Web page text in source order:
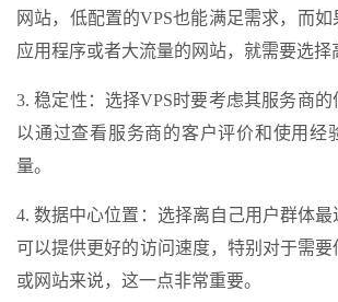
网站，低配置的VPS也能满足需求，而
应用程序或者大流量的网站，就需要选择
3. 稳定性：选择VPS时要考虑其服务商
以通过查看服务商的客户评价和使用经
量。
4. 数据中心位置：选择离自己用户群体
可以提供更好的访问速度，特别对于需
或网站来说，这一点非常重要。